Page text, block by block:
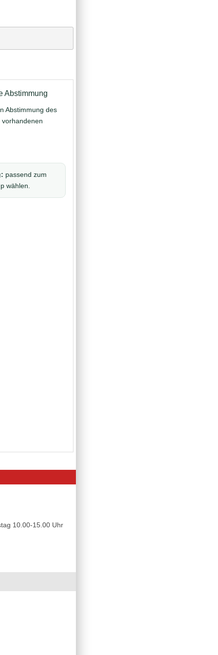
Abstimmung
Abstimmung des
passend zum
wählen.
10.00-15.00 Uhr